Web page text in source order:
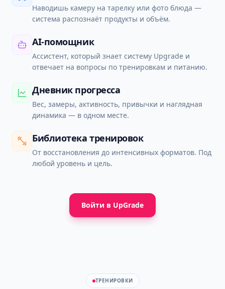
Наводишь камеру на тарелку или фото блюда —
система распознаёт продукты и объём.
AI-помощник
Ассистент, который знает систему Upgrade и
отвечает на вопросы по тренировкам и питанию.
Дневник прогресса
Вес, замеры, активность, привычки и наглядная
динамика — в одном месте.
Библиотека тренировок
От восстановления до интенсивных форматов. Под
любой уровень и цель.
Войти в UpGrade
ТРЕНИРОВКИ